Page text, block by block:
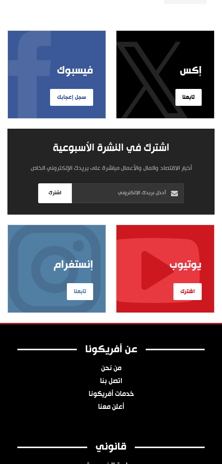
فيسبوك
سجل إعجابك
إكس
تابعنا
اشترك في النشرة الأسبوعية
أخبار الاقتصاد والمال والأعمال مباشرة على بريدك الإلكتروني الخاص
اشترك
إنستغرام
تابعنا
يوتيوب
اشترك
عن أفريكونا
من نحن
اتصل بنا
خدمات أفريكونا
أعلن معنا
قانوني